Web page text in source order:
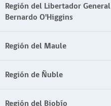
Región del Libertador General
Bernardo O'Higgins
Región del Maule
Región de Ñuble
Región del Biobío